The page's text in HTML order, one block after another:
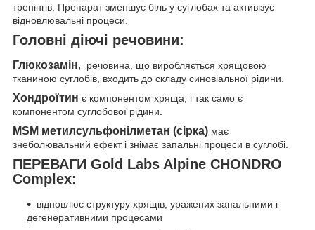
тренінгів. Препарат зменшує біль у суглобах та активізує
відновлювальні процеси.
Головні діючі речовини:
Глюкозамін,
речовина, що виробляється хрящовою
тканиною суглобів, входить до складу синовіальної рідини.
Хондроїтин є компонентом хряща, і так само є
компонентом суглобової рідини.
MSM метилсульфонілметан (сірка) має
знеболювальний ефект і знімає запальні процеси в суглобі.
ПЕРЕВАГИ Gold Labs Alpine CHONDRO
Complex:
відновлює структуру хрящів, уражених запальними і
дегенеративними процесами